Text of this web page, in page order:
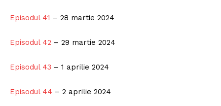
Episodul 41 – 28 martie 2024
Episodul 42 – 29 martie 2024
Episodul 43 – 1 aprilie 2024
Episodul 44 – 2 aprilie 2024